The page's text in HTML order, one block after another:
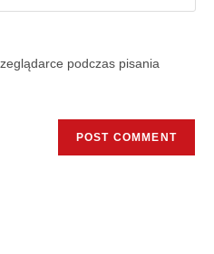
podczas pisania